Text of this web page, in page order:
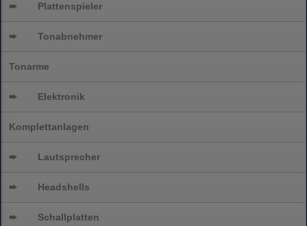
➨ Plattenspieler
➨ Tonabnehmer
Tonarme
➨ Elektronik
Komplettanlagen
➨ Lautsprecher
➨ Headshells
➨ Schallplatten